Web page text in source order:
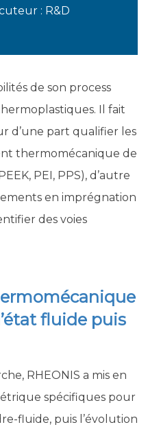
: R&D
de son process
Il fait
d’une part qualifier les
thermomécanique de
PEI, PPS), d’autre
en imprégnation
des voies
fluide puis
RHEONIS a mis en
spécifiques pour
fluide, puis l’évolution